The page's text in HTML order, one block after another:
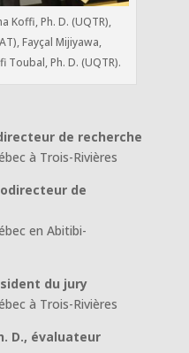
Koffi, Ph. D. (UQTR),
Fayçal Mijiyawa,
Ph. D. (UQTR).
de recherche
à Trois-Rivières
de
en Abitibi-
du jury
à Trois-Rivières
D., évaluateur